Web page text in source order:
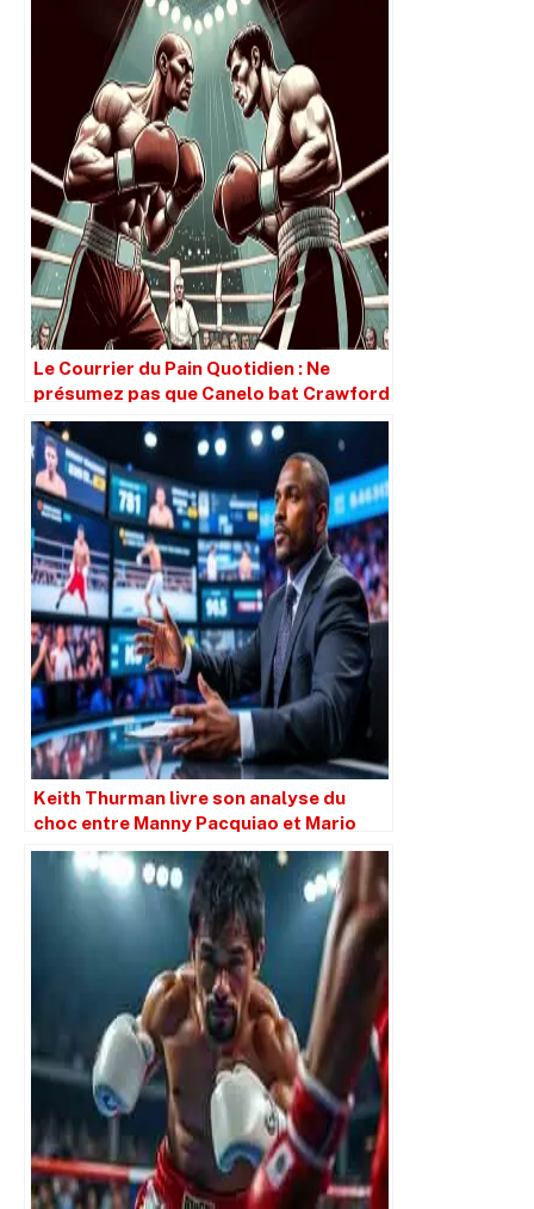
Le Courrier du Pain Quotidien : Ne
présumez pas que Canelo bat Crawford
simplement parce qu’il est plus grand.
Keith Thurman livre son analyse du
choc entre Manny Pacquiao et Mario
Barrios